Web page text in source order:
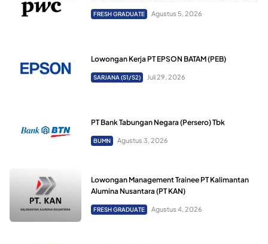
FRESH GRADUATE Agustus 5, 2026
Lowongan Kerja PT EPSON BATAM (PEB)
SARJANA (S1/S2) Juli 29, 2026
PT Bank Tabungan Negara (Persero) Tbk
BUMN Agustus 3, 2026
Lowongan Management Trainee PT Kalimantan
Alumina Nusantara (PT KAN)
FRESH GRADUATE Agustus 4, 2026